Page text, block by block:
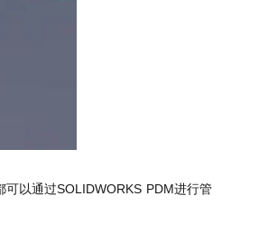
以通过SOLIDWORKS PDM进行管